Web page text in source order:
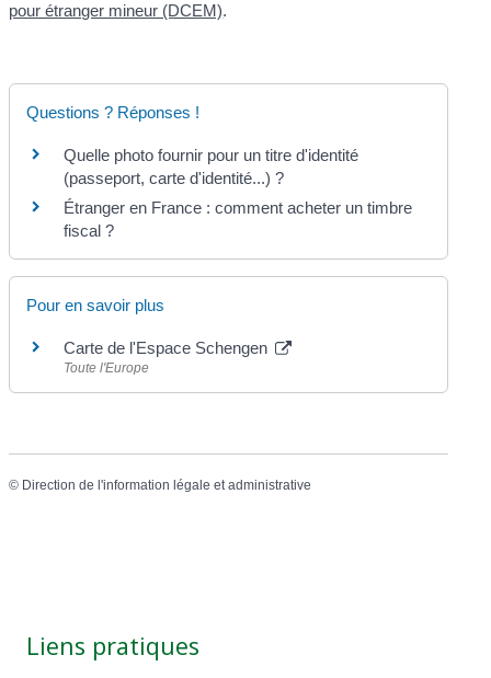
pour étranger mineur (DCEM).
Questions ? Réponses !
Quelle photo fournir pour un titre d'identité
(passeport, carte d'identité...) ?
Étranger en France : comment acheter un timbre
fiscal ?
Pour en savoir plus
Carte de l'Espace Schengen
Toute l'Europe
© Direction de l'information légale et administrative
Liens pratiques